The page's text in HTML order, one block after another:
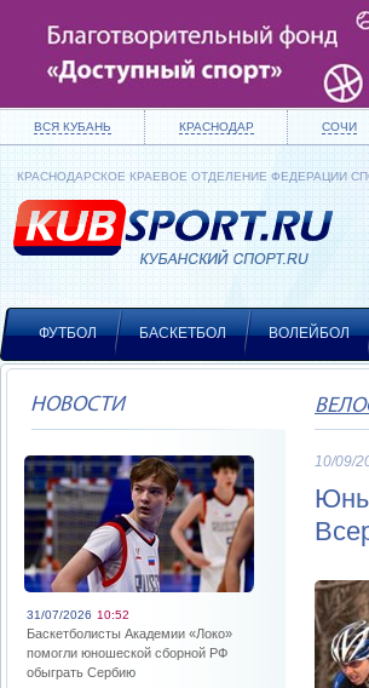
ВСЯ КУБАНЬ КРАСНОДАР СОЧИ
КРАСНОДАРСКОЕ КРАЕВОЕ ОТДЕЛЕНИЕ ФЕДЕРАЦИИ
ФУТБОЛ БАСКЕТБОЛ ВОЛЕЙБОЛ
НОВОСТИ
31/07/2026 10:52
Баскетболисты Академии «Локо»
помогли юношеской сборной РФ
обыграть Сербию
10/09/